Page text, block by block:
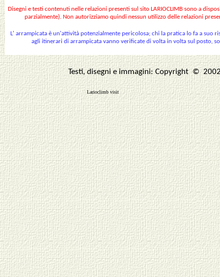
Disegni e testi contenuti nelle relazioni presenti sul sito LARIOCLIMB sono a
parzialmente). Non autorizziamo quindi nessun utilizzo delle relazioni
L' arrampicata è un'attività potenzialmente pericolosa; chi la pratica lo fa a suo
agli itinerari di arrampicata vanno verificate di volta in volta sul posto,
Testi, disegni e immagini: Copyright ©
Larioclimb visit